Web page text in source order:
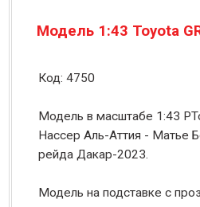
Модель 1:43 Toyota
Код: 4750
Модель в масштабе 1:43
Нассер Аль-Аттия - Матье
рейда Дакар-2023.
Модель на подставке с